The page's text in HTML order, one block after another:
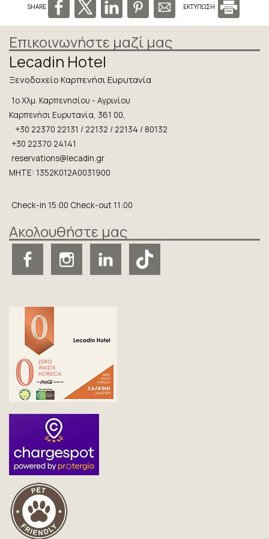
Φωτογραφίες
Τοποθεσία
Πολιτική Κατοικιδίων
Κράτηση
Blog
Εντυπώσεις
SHARE ΕΚΤΥΠΩΣΗ
Επικοινωνήστε μαζί μας
Lecadin Hotel
Ξενοδοχείο Καρπενήσι Ευρυτανία
1ο Χλμ. Καρπενησίου - Αγρινίου
Καρπενήσι Ευρυτανία, 361 00,
+30 22370 22131 / 22132 / 22134 / 80132
+30 22370 24141
reservations@lecadin.gr
MHTE: 1352K012A0031900
Check-in 15:00 Check-out 11:00
Ακολουθήστε μας